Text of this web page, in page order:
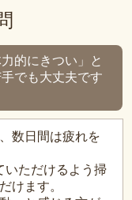
的にきつい」と
でも大丈夫です
数日間は疲れを
いただけるよう掃
けます。